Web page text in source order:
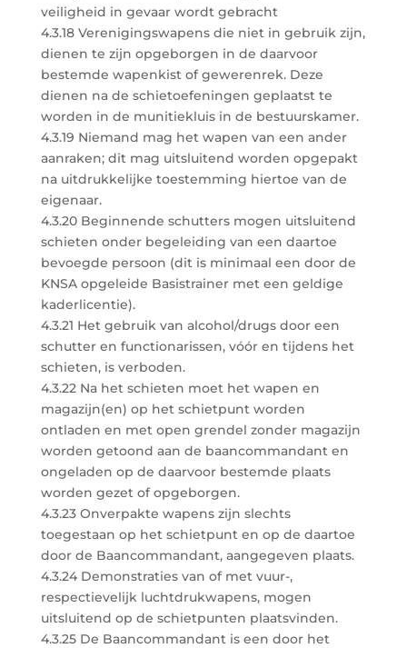
veiligheid in gevaar wordt gebracht
4.3.18 Verenigingswapens die niet in gebruik zijn,
dienen te zijn opgeborgen in de daarvoor
bestemde wapenkist of gewerenrek. Deze
dienen na de schietoefeningen geplaatst te
worden in de munitiekluis in de bestuurskamer.
4.3.19 Niemand mag het wapen van een ander
aanraken; dit mag uitsluitend worden opgepakt
na uitdrukkelijke toestemming hiertoe van de
eigenaar.
4.3.20 Beginnende schutters mogen uitsluitend
schieten onder begeleiding van een daartoe
bevoegde persoon (dit is minimaal een door de
KNSA opgeleide Basistrainer met een geldige
kaderlicentie).
4.3.21 Het gebruik van alcohol/drugs door een
schutter en functionarissen, vóór en tijdens het
schieten, is verboden.
4.3.22 Na het schieten moet het wapen en
magazijn(en) op het schietpunt worden
ontladen en met open grendel zonder magazijn
worden getoond aan de baancommandant en
ongeladen op de daarvoor bestemde plaats
worden gezet of opgeborgen.
4.3.23 Onverpakte wapens zijn slechts
toegestaan op het schietpunt en op de daartoe
door de Baancommandant, aangegeven plaats.
4.3.24 Demonstraties van of met vuur-,
respectievelijk luchtdrukwapens, mogen
uitsluitend op de schietpunten plaatsvinden.
4.3.25 De Baancommandant is een door het